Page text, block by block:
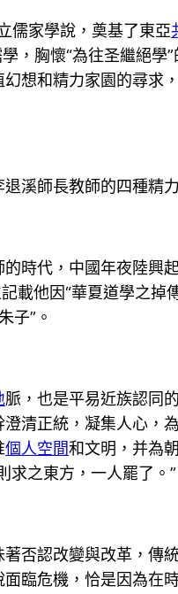
儒家學說，奠基了東亞
，胸懷“為往圣繼絕學
想和精力家園的尋
溪師長教師的四種精力
時代，中國年夜陸興
載他因“華夏道學之
子”。
脈，也是平易近族認同
清正統，凝集人心，
個人空間和文明，并為
求之東方，一人罷了。”
否認改變與改革，
臨危機，恰是因為